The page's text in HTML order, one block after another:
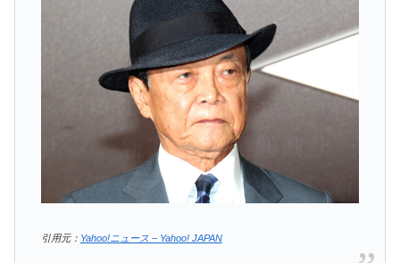
引用元： Yahoo!ニュース – Yahoo! JAPAN